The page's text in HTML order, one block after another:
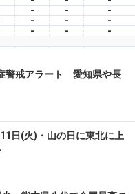
- -
-
- -
-
- -
-
-
-
警戒アラート 愛知県や長
日(火)・山の日に東北に上